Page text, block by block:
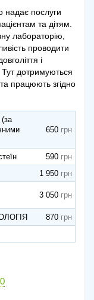
послуги
та дітям.
лабораторію,
проводити
і
дотримуються
працюють згідно
650
590
1 950
3 050
870